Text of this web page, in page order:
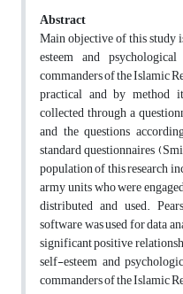
Abstract
Main objective of this study
esteem and
commanders of the Islamic
practical and by method
collected through a
and the questions
standard questionnaires
population of this research
army units who were
distributed and used.
software was used for data
significant positive
self-esteem and
commanders of the Islamic